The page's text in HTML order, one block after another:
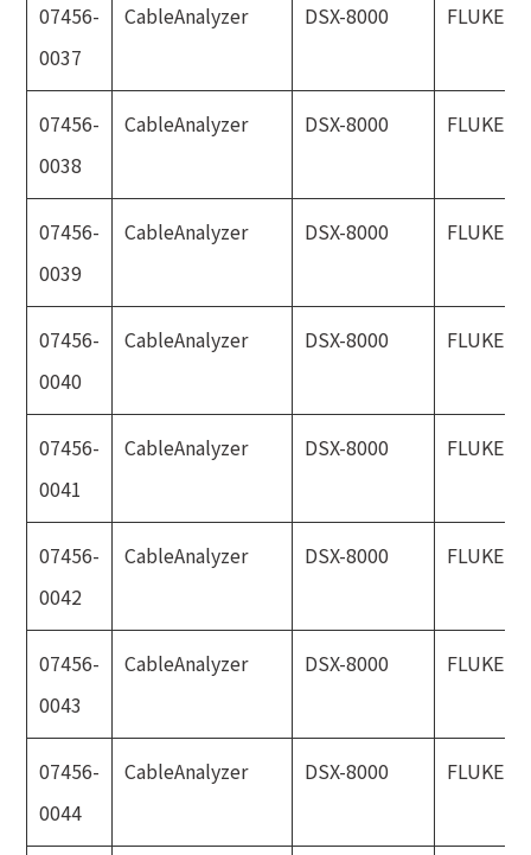
07456-
0037
CableAnalyzer DSX-8000 FLUKE
07456-
0038
CableAnalyzer DSX-8000 FLUKE
07456-
0039
CableAnalyzer DSX-8000 FLUKE
07456-
0040
CableAnalyzer DSX-8000 FLUKE
07456-
0041
CableAnalyzer DSX-8000 FLUKE
07456-
0042
CableAnalyzer DSX-8000 FLUKE
07456-
0043
CableAnalyzer DSX-8000 FLUKE
07456-
0044
CableAnalyzer DSX-8000 FLUKE